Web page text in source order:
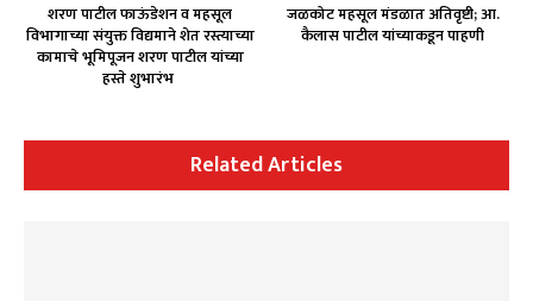
शरण पाटील फाऊंडेशन व महसूल
विभागाच्या संयुक्त विद्यमाने शेत रस्त्याच्या
कामाचे भूमिपूजन शरण पाटील यांच्या
हस्ते शुभारंभ
जळकोट महसूल मंडळात अतिवृष्टी; आ.
कैलास पाटील यांच्याकडून पाहणी
Related Articles